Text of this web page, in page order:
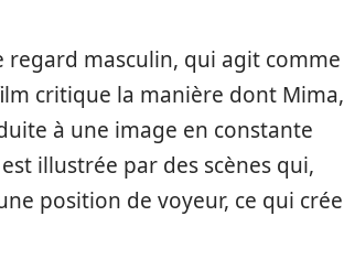
regard masculin, qui agit comme
critique la manière dont Mima,
à une image en constante
illustrée par des scènes qui,
position de voyeur, ce qui crée